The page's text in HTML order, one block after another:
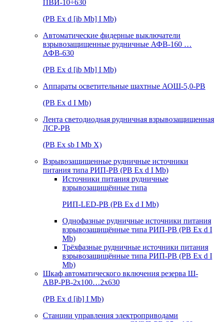
ПВИ-10÷630
(РВ Ex d [ib Mb] I Mb)
Автоматические фидерные выключатели
взрывозащищенные рудничные АФВ-160 …
АФВ-630
(РВ Ex d [ib Mb] I Mb)
Аппараты осветительные шахтные АОШ-5,0-РВ
(РВ Ex d I Mb)
Лента светодиодная рудничная взрывозащищенная
ЛСР-РВ
(РВ Ex sb I Mb Х)
Взрывозащищенные рудничные источники
питания типа РИП-РВ (РВ Ex d I Mb)
Источники питания рудничные
взрывозащищённые типа
РИП-LED-РВ (РВ Ex d I Mb)
Однофазные рудничные источники питания
взрывозащищённые типа РИП-РВ (РВ Ex d I
Mb)
Трёхфазные рудничные источники питания
взрывозащищённые типа РИП-РВ (РВ Ex d I
Mb)
Шкаф автоматического включения резерва Ш-
АВР-РВ-2х100…2х630
(РВ Ex d [ib] I Mb)
Станции управления электроприводами